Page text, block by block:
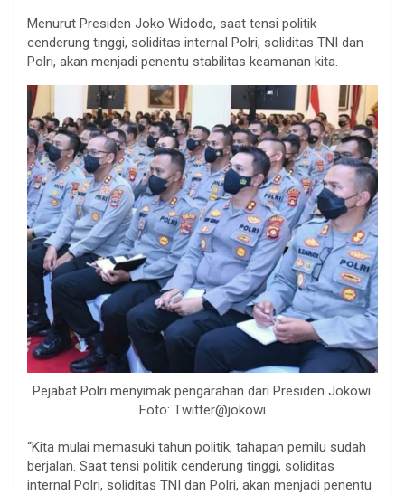
Menurut Presiden Joko Widodo, saat tensi politik
cenderung tinggi, soliditas internal Polri, soliditas TNI dan
Polri, akan menjadi penentu stabilitas keamanan kita.
Pejabat Polri menyimak pengarahan dari Presiden Jokowi.
Foto: Twitter@jokowi
“Kita mulai memasuki tahun politik, tahapan pemilu sudah
berjalan. Saat tensi politik cenderung tinggi, soliditas
internal Polri, soliditas TNI dan Polri, akan menjadi penentu